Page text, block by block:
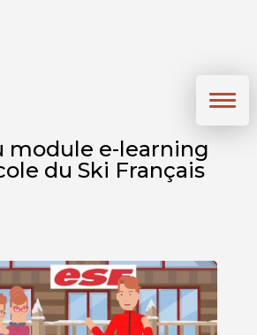
module e-learning
du Ski Français